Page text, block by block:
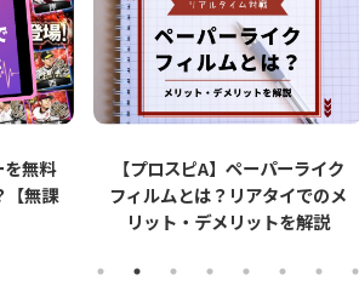
【プロスピA】ペーパーライク
フィルムとは？リアタイでのメ
リット・デメリットを解説
【プロ
機種＆